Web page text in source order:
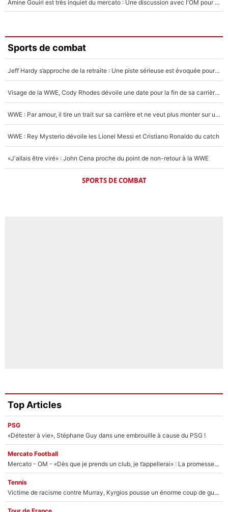
Amine Gouiri est très inquiet du mercato : Une discussion avec l'OM pour acter son transfert !
Sports de combat
Jeff Hardy s’approche de la retraite : Une piste sérieuse est évoquée pour la reconversion de la légende de la WWE
Visage de la WWE, Cody Rhodes dévoile une date pour la fin de sa carrière dans le catch
WWE : Par amour, il tire un trait sur sa carrière et ne veut plus monter sur un ring de catch
WWE : Rey Mysterio dévoile les Lionel Messi et Cristiano Ronaldo du catch
«J'allais être viré» : John Cena proche du point de non-retour à la WWE
SPORTS DE COMBAT
Top Articles
PSG
«Détester à vie», Stéphane Guy dans une embrouille à cause du PSG !
Mercato Football
Mercato - OM - «Dès que je prends un club, je t’appellerai» : La promesse de Marcelino au moment de claquer la porte
Tennis
Victime de racisme contre Murray, Kyrgios pousse un énorme coup de gueule !